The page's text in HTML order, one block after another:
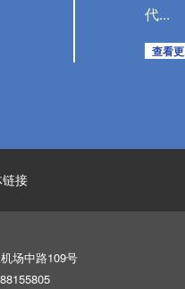
代...
查看
接
场中路109号